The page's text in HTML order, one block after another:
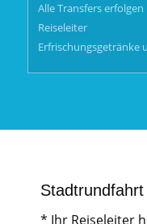
Alle Transfers
Reiseleiter
Erfrischungsgetränke
* Ihr Reiseleiter